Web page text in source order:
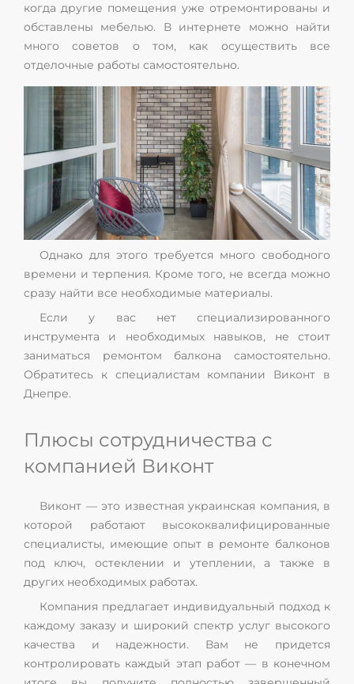
когда другие помещения уже отремонтированы и
обставлены мебелью. В интернете можно найти
много советов о том, как осуществить все
отделочные работы самостоятельно.
Однако для этого требуется много свободного
времени и терпения. Кроме того, не всегда можно
сразу найти все необходимые материалы.
Если у вас нет специализированного
инструмента и необходимых навыков, не стоит
заниматься ремонтом балкона самостоятельно.
Обратитесь к специалистам компании Виконт в
Днепре.
Плюсы сотрудничества с
компанией Виконт
Виконт — это известная украинская компания, в
которой работают высококвалифицированные
специалисты, имеющие опыт в ремонте балконов
под ключ, остеклении и утеплении, а также в
других необходимых работах.
Компания предлагает индивидуальный подход к
каждому заказу и широкий спектр услуг высокого
качества и надежности. Вам не придется
контролировать каждый этап работ — в конечном